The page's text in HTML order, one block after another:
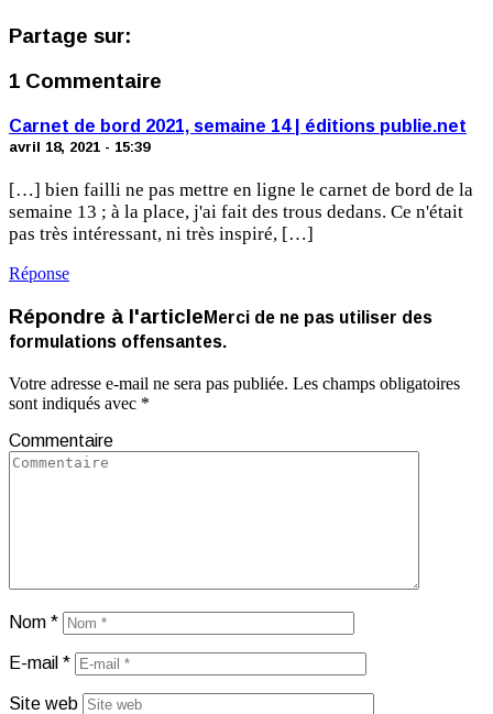
Partage sur:
1 Commentaire
Carnet de bord 2021, semaine 14 | éditions publie.net
avril 18, 2021 - 15:39
[…] bien failli ne pas mettre en ligne le carnet de bord de la
semaine 13 ; à la place, j'ai fait des trous dedans. Ce n'était
pas très intéressant, ni très inspiré, […]
Réponse
Répondre à l'article Merci de ne pas utiliser des
formulations offensantes.
Votre adresse e-mail ne sera pas publiée. Les champs obligatoires
sont indiqués avec *
Commentaire
Nom *
E-mail *
Site web